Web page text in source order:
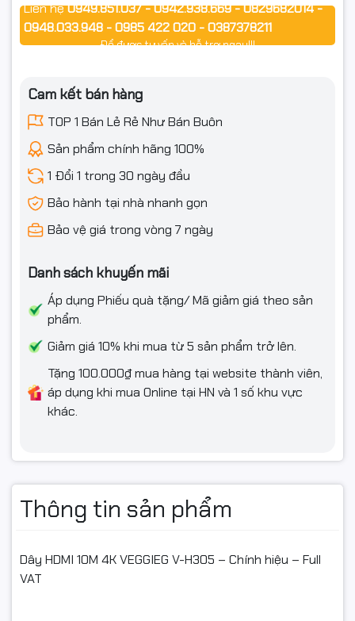
Liên hệ0949.851.037 - 0942.938.669 - 0829682014 -
0948.033.948 - 0985 422 020 - 0387378211
Để được tư vấn và hỗ trợ ngay!!!
Cam kết bán hàng
TOP 1 Bán Lẻ Rẻ Như Bán Buôn
Sản phẩm chính hãng 100%
1 Đổi 1 trong 30 ngày đầu
Bảo hành tại nhà nhanh gọn
Bảo vệ giá trong vòng 7 ngày
Danh sách khuyến mãi
Áp dụng Phiếu quà tặng/ Mã giảm giá theo sản
phẩm.
Giảm giá 10% khi mua từ 5 sản phẩm trở lên.
Tặng 100.000₫ mua hàng tại website thành viên,
áp dụng khi mua Online tại HN và 1 số khu vực
khác.
Thông tin sản phẩm
Dây HDMI 10M 4K VEGGIEG V-H305 – Chính hiệu – Full
VAT
Dùng cho phòng họp, giảng dạy, hội nghị, sự kiện, karaoke.
ℹ️ Lưu ý: Hiệu năng 4K phụ thuộc thiết bị nguồn/hiển thị và
cổng HDMI. Với đường dài 10m, nên cắm trực tiếp hoặc dùng
repeater/booster khi hệ thống có nhiều nối ghép.
Hàng chính hiệu VEGGIEG – Mới 100% – Full VAT
Bảo hành 12 tháng
Giao hàng toàn quốc, đóng gói an toàn
📦 Điều kiện hoàn hàng
Nếu chưa dùng được, vui lòng liên hệ kỹ thuật để được hỗ
trợ trước khi hoàn.
Hàng hoàn cần nguyên trạng, không trầy xước/hư hỏng, đủ
phụ kiện/tem/hộp.